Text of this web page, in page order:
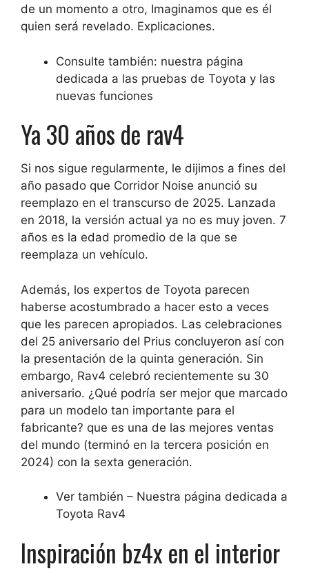
de un momento a otro, Imaginamos que es él
quien será revelado. Explicaciones.
Consulte también: nuestra página
dedicada a las pruebas de Toyota y las
nuevas funciones
Ya 30 años de rav4
Si nos sigue regularmente, le dijimos a fines del
año pasado que Corridor Noise anunció su
reemplazo en el transcurso de 2025. Lanzada
en 2018, la versión actual ya no es muy joven. 7
años es la edad promedio de la que se
reemplaza un vehículo.
Además, los expertos de Toyota parecen
haberse acostumbrado a hacer esto a veces
que les parecen apropiados. Las celebraciones
del 25 aniversario del Prius concluyeron así con
la presentación de la quinta generación. Sin
embargo, Rav4 celebró recientemente su 30
aniversario. ¿Qué podría ser mejor que marcado
para un modelo tan importante para el
fabricante? que es una de las mejores ventas
del mundo (terminó en la tercera posición en
2024) con la sexta generación.
Ver también – Nuestra página dedicada a
Toyota Rav4
Inspiración bz4x en el interior